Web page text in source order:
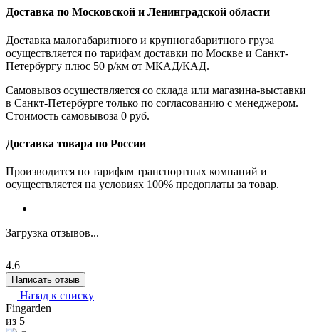
Доставка по Московской и Ленинградской области
Доставка малогабаритного и крупногабаритного груза
осуществляется по тарифам доставки по Москве и Санкт-
Петербургу плюс 50 р/км от МКАД/КАД.
Самовывоз осуществляется со склада или магазина-выставки
в Санкт-Петербурге только по согласованию с менеджером.
Стоимость самовывоза 0 руб.
Доставка товара по России
Производится по тарифам транспортных компаний и
осуществляется на условиях 100% предоплаты за товар.
Загрузка отзывов...
4.6
Написать отзыв
Назад к списку
Fingarden
из 5